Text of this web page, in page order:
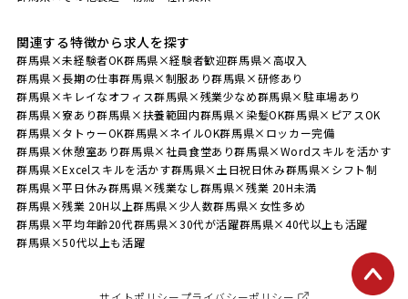
関連する特徴から求人を探す
群馬県×未経験者OK群馬県×経験者歓迎群馬県×高収入
群馬県×長期の仕事群馬県×制服あり群馬県×研修あり
群馬県×キレイなオフィス群馬県×残業少なめ群馬県×駐車場あり
群馬県×寮あり群馬県×扶養範囲内群馬県×染髪OK群馬県×ピアスOK
群馬県×タトゥーOK群馬県×ネイルOK群馬県×ロッカー完備
群馬県×休憩室あり群馬県×社員食堂あり群馬県×Wordスキルを活かす
群馬県×Excelスキルを活かす群馬県×土日祝日休み群馬県×シフト制
群馬県×平日休み群馬県×残業なし群馬県×残業 20H未満
群馬県×残業 20H以上群馬県×少人数群馬県×女性多め
群馬県×平均年齢20代群馬県×30代が活躍群馬県×40代以上も活躍
群馬県×50代以上も活躍